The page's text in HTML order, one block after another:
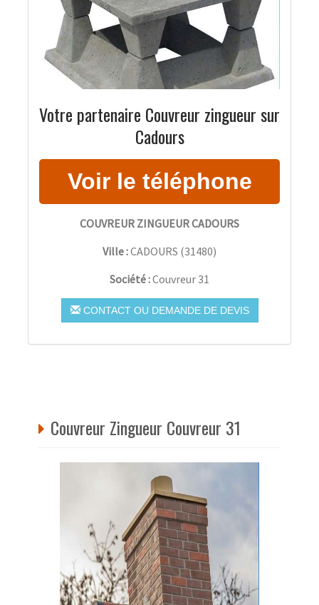
Votre partenaire Couvreur zingueur sur
Cadours
COUVREUR ZINGUEUR CADOURS
Ville :CADOURS (31480)
Société :Couvreur 31
CONTACT OU DEMANDE DE DEVIS
Couvreur Zingueur Couvreur 31